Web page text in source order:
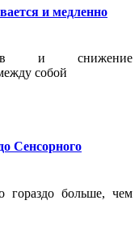
и медленно
и снижение
собой
Сенсорного
больше, чем